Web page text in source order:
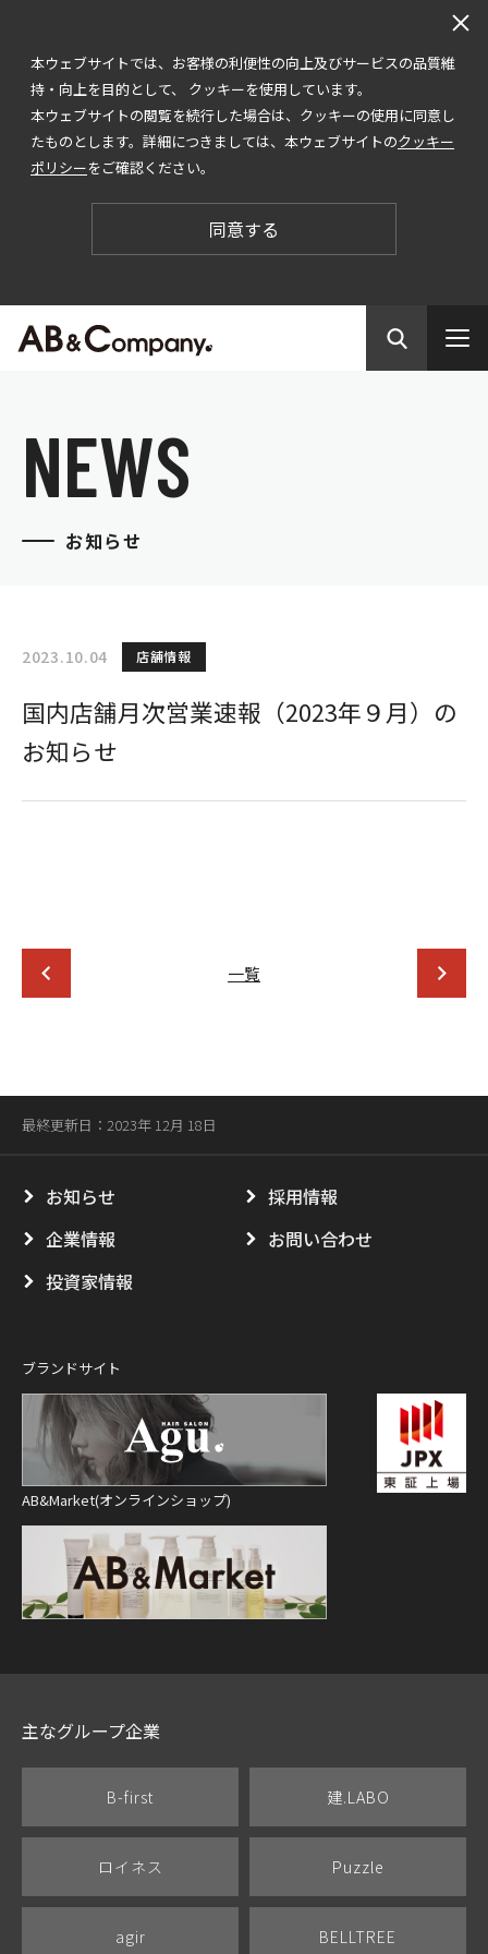
本ウェブサイトでは、お客様の利便性の向上及びサービスの品質維
持・向上を目的として、 クッキーを使用しています。
本ウェブサイトの閲覧を続行した場合は、クッキーの使用に同意し
たものとします。詳細につきましては、本ウェブサイトのクッキー
ポリシーをご確認ください。
同意する
NEWS
お知らせ
2023.10.04 店舗情報
国内店舗月次営業速報（2023年９月）の
お知らせ
一覧
最終更新日：2023年 12月 18日
お知らせ
企業情報
投資家情報
採用情報
お問い合わせ
ブランドサイト
AB&Market(オンラインショップ)
主なグループ企業
B-first 建.LABO
ロイネス Puzzle
agir BELLTREE